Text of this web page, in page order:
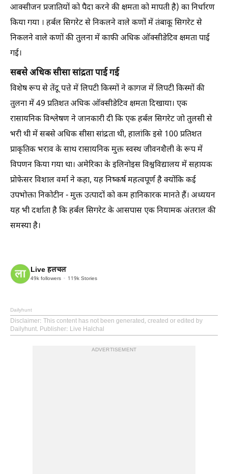
आक्सीजन प्रजातियों को पैदा करने की क्षमता को मापती है) का निर्धारण
किया गया । हर्बल सिगरेट से निकलने वाले कणों में तंबाकू सिगरेट से
निकलने वाले कणों की तुलना में काफी अधिक ऑक्सीडेटिव क्षमता पाई
गई।
सबसे अधिक सीसा सांद्रता पाई गई
विशेष रूप से तेंदू पत्ते में लिपटी किस्मों ने कागज में लिपटी किस्मों की
तुलना में 49 प्रतिशत अधिक ऑक्सीडेटिव क्षमता दिखाया। एक
रासायनिक विश्लेषण ने जानकारी दी कि एक हर्बल सिगरेट जो तुलसी से
भरी थी में सबसे अधिक सीसा सांद्रता थी, हालांकि इसे 100 प्रतिशत
प्राकृतिक भराव के साथ रासायनिक मुक्त स्वस्थ जीवनशैली के रूप में
विपणन किया गया था। अमेरिका के इलिनोइस विश्वविद्यालय में सहायक
प्रोफेसर विशाल वर्मा ने कहा, यह निष्कर्ष महत्वपूर्ण है क्योंकि कई
उपभोक्ता निकोटीन - मुक्त उत्पादों को कम हानिकारक मानते हैं। अध्ययन
यह भी दर्शाता है कि हर्बल सिगरेट के आसपास एक नियामक अंतराल की
समस्या है।
Live हलचल
49k followers 119k Stories
Dailyhunt
Disclaimer: This content has not been generated, created or edited by
Dailyhunt. Publisher: Live Halchal
ADVERTISEMENT